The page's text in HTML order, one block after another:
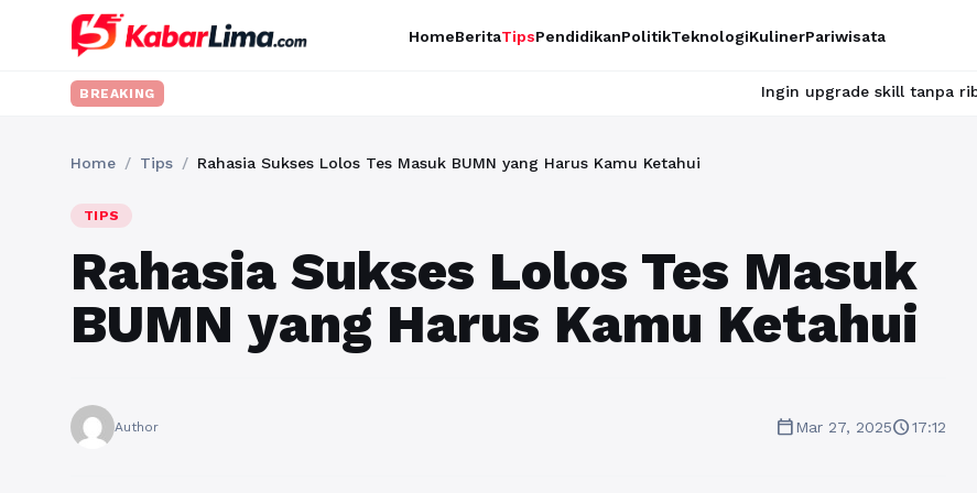
HomeBeritaTipsPendidikanPolitikTeknologiKulinerPariwisata
BREAKING Ingin upgrade skill tanpa ribet?
Home / Tips / Rahasia Sukses Lolos Tes Masuk BUMN yang Harus Kamu Ketahui
TIPS
Rahasia Sukses Lolos Tes Masuk
BUMN yang Harus Kamu Ketahui
Author calendar_todayMar 27, 2025schedule17:12